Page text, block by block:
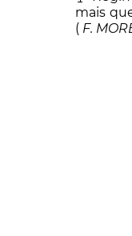
mais
( F.